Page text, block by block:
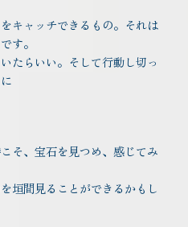
キャッチできるもの。それは
す。
たらいい。そして行動し切っ
そ、宝石を見つめ、感じてみ
垣間見ることができるかもし